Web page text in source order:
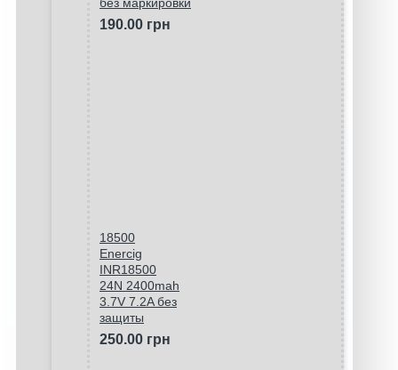
190.00 грн
18500
Enercig
INR18500
24N 2400mah
3.7V 7.2A без
защиты
250.00 грн